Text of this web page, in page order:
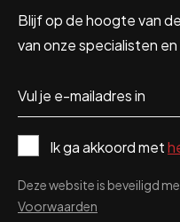
Blijf op de hoogte van
van onze specialisten
Ik ga akkoord met
Deze website is beveiligd
Voorwaarden